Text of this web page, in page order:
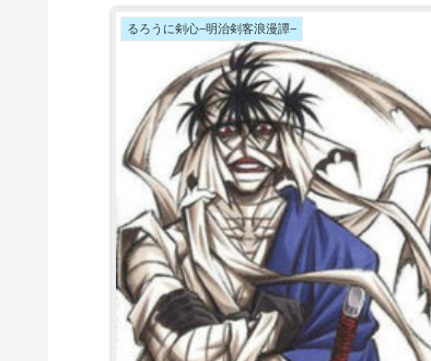
るろうに剣心−明治剣客浪漫譚−